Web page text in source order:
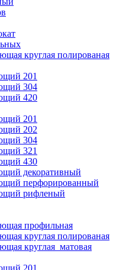
круглая полированая
201
304
420
201
202
304
321
430
декоративный
перфорированный
рифленый
профильная
круглая полированая
круглая матовая